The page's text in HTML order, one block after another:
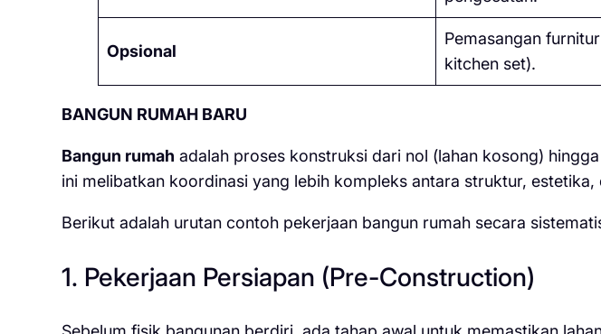
Opsional
Pemasangan furnitur
kitchen set).
BANGUN RUMAH BARU
Bangun rumah adalah proses konstruksi dari nol (lahan kosong)
ini melibatkan koordinasi yang lebih kompleks antara struktur, estetika,
Berikut adalah urutan contoh pekerjaan bangun rumah secara
1. Pekerjaan Persiapan (Pre-Construction)